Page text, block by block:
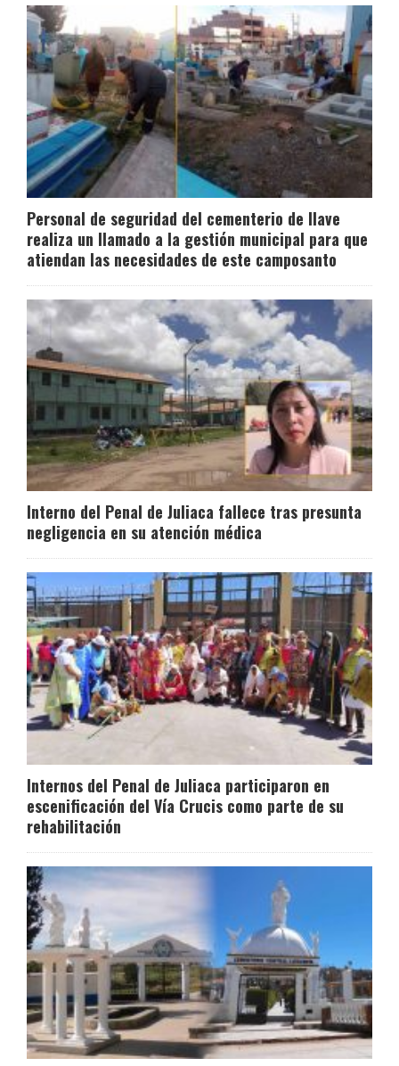
Personal de seguridad del cementerio de Ilave
realiza un llamado a la gestión municipal para que
atiendan las necesidades de este camposanto
Interno del Penal de Juliaca fallece tras presunta
negligencia en su atención médica
Internos del Penal de Juliaca participaron en
escenificación del Vía Crucis como parte de su
rehabilitación